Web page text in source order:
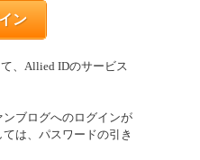
ン
、Allied IDのサービス
ブログへのログインが
は、パスワードの引き